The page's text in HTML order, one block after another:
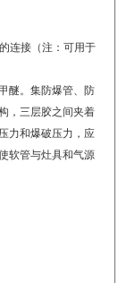
连接（注：可用于
醚。集防爆管、防
，三层胶之间夹着
力和爆破压力，应
软管与灶具和气源